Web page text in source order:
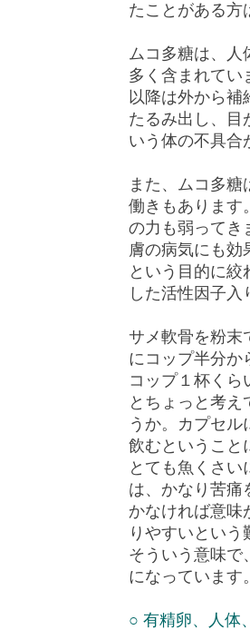
たことがある方
ムコ多糖は、人
多く含まれてい
以降は外から
たるみ出し、目
いう体の不具合
また、ムコ多
働きもあります
の力も弱ってき
膚の病気にも効
という目的に
した活性因子
サメ軟骨を粉末
にコップ半分か
コップ１杯くら
とちょっと考
うか。カプセル
飲むということ
とても魚くさ
は、かなり苦痛
かなければ意味
りやすいとい
そういう意味で
になっています
○ 有精卵、人体